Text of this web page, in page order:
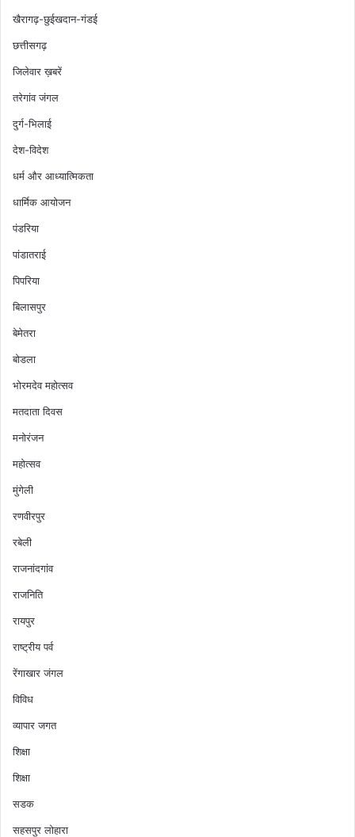
खैरागढ़-छुईखदान-गंडई
छत्तीसगढ़
जिलेवार ख़बरें
तरेगांव जंगल
दुर्ग-भिलाई
देश-विदेश
धर्म और आध्यात्मिकता
धार्मिक आयोजन
पंडरिया
पांडातराई
पिपरिया
बिलासपुर
बेमेतरा
बोडला
भोरमदेव महोत्सव
मतदाता दिवस
मनोरंजन
महोत्सव
मुंगेली
रणवीरपुर
रबेली
राजनांदगांव
राजनिति
रायपुर
राष्ट्रीय पर्व
रेंगाखार जंगल
विविध
व्यापार जगत
शिक्षा
शिक्षा
सडक
सहसपुर लोहारा